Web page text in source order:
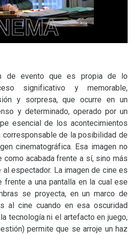
de evento que es propia de lo
significativo y memorable,
y sorpresa, que ocurre en un
y determinado, operado por un
esencial de los acontecimientos
corresponsable de la posibilidad de
cinematográfica. Esa imagen no
como acabada frente a sí, sino más
espectador. La imagen de cine es
frente a una pantalla en la cual ese
se proyecta, en un marco de
al cine cuando en esa oscuridad
tecnología ni el artefacto en juego,
permite que se arroje un haz